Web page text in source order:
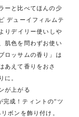
ーと⽐べてほんの少
デューイフィルムテ
りデイリー使いしや
肌⾊を問わずお使い
ロッサムの⾹り」は
あえて⾹りをおさ
に。
が上がる
完成！ティントの“ツ
ボンを飾り付け。